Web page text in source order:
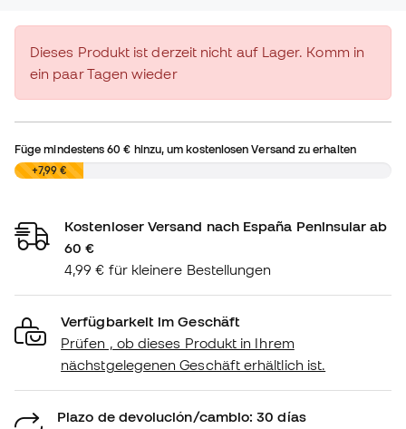
Dieses Produkt ist derzeit nicht auf Lager. Komm in
ein paar Tagen wieder
Füge mindestens60 € hinzu, um kostenlosen Versand zu erhalten
0,00 €+7,99 €
Kostenloser Versand nach España Peninsular ab
60 €
4,99 € für kleinere Bestellungen
Verfügbarkeit im Geschäft
Prüfen , ob dieses Produkt in Ihrem
nächstgelegenen Geschäft erhältlich ist.
Plazo de devolución/cambio: 30 días